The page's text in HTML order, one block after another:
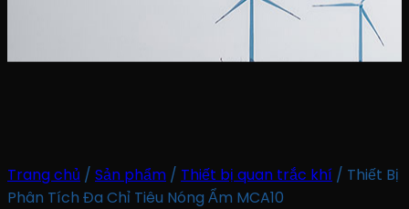
Trang chủ / Sản phẩm / Thiết bị quan trắc khí / Thiết Bị
Phân Tích Đa Chỉ Tiêu Nóng Ẩm MCA10